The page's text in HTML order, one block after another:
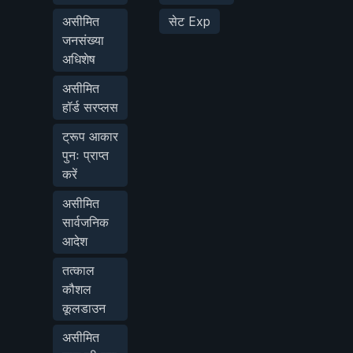
असीमित
जनसंख्या
अधिशेष
असीमित
हॉर्ड सरप्लस
ट्रूप आकार
पुनः प्राप्त
करें
असीमित
सार्वजनिक
आदेश
तत्काल
कौशल
कूलडाउन
असीमित
सेट Exp